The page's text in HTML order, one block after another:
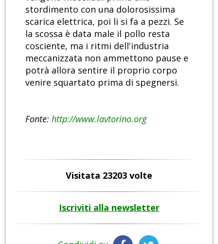
stordimento con una dolorosissima
scarica elettrica, poi li si fa a pezzi. Se
la scossa è data male il pollo resta
cosciente, ma i ritmi dell'industria
meccanizzata non ammettono pause e
potrà allora sentire il proprio corpo
venire squartato prima di spegnersi.
Fonte: http://www.lavtorino.org
Visitata 23203 volte
Iscriviti alla newsletter